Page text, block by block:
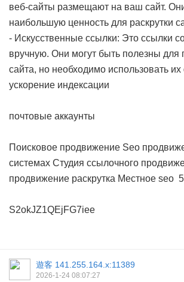
веб-сайты размещают на ваш сайт.
наибольшую ценность для раскрутки
- Искусственные ссылки: Это ссылки
вручную. Они могут быть полезны для
сайта, но необходимо использовать
ускорение индексации
почтовые аккаунты
Поисковое продвижение Seo
системах Студия ссылочного
продвижение раскрутка Местное seo
S2okJZ1QEjFG7iee
遊客 141.255.164.x:11389
2026-1-24 08:07:27